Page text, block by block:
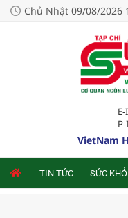
Chủ Nhật 09/08/2026
VietNam
TIN TỨC SỨC